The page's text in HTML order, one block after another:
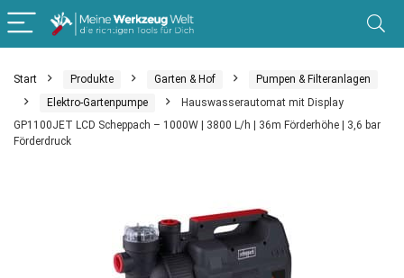
Start Produkte Garten & Hof
Pumpen & Filteranlagen
Elektro-Gartenpumpe
Hauswasserautomat mit Display
GP1100JET LCD Scheppach – 1000W | 3800 L/h | 36m Förderhöhe | 3,6 bar
Förderdruck